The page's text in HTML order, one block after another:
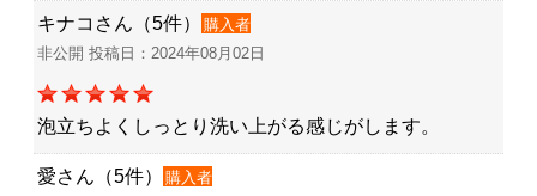
キナコさん（5件）
購入者
非公開 投稿日：2024年08月02日
泡立ちよくしっとり洗い上がる感じがします。
愛さん（5件）
購入者